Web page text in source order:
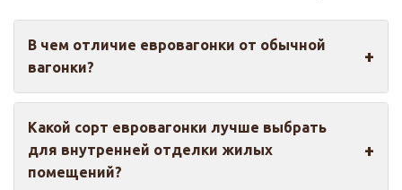
В чем отличие евровагонки от обычной
вагонки?
Евровагонка отличается удлиненным шипом и
углубленным пазом для более прочной стыковки,
а также имеет специальные борозды на тыльной
стороне для отвода влаги. Эти особенности
Какой сорт евровагонки лучше выбрать
для внутренней отделки жилых
помещений?